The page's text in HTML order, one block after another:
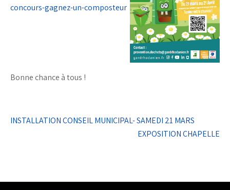
concours-gagnez-un-composteur
Bonne chance à tous !
Navigation
INSTALLATION CONSEIL MUNICIPAL- SAMEDI 21 MARS
EXPOSITION CHAPELLE